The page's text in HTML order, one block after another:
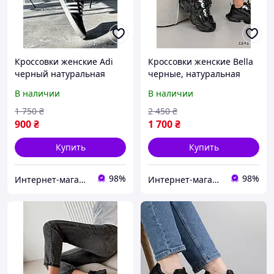
Кроссовки женские Adi
черный натуральная
В наличии
900₴
1 750 ₴
Купить
Интернет-магазин "Lite Shop" 98%
Кроссовки женские Bella
черные, натуральная
В наличии
1 700₴
2 450 ₴
Купить
Интернет-магазин "Lite Shop" 98%